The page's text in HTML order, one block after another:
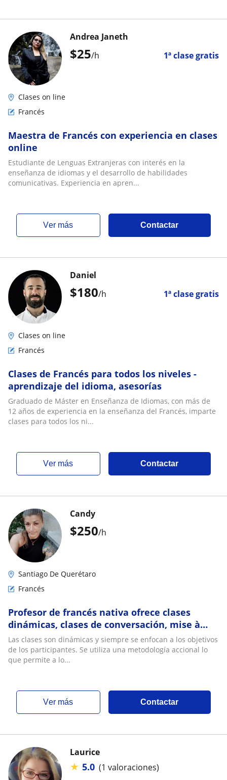
$25/h 1ª clase gratis
Andrea Janeth
Clases on line
Francés
Maestra de Francés con experiencia en clases
online
Estudiante de Lenguas Extranjeras con interés en la
enseñanza de idiomas y el desarrollo de habilidades
comunicativas. Experiencia en apren...
ver más Contactar
$180/h 1ª clase gratis
Daniel
Clases on line
Francés
Clases de Francés para todos los niveles -
aprendizaje del idioma, asesorías
Graduado de Máster en Enseñanza de Idiomas, con más de
12 años de experiencia en la enseñanza del Francés, imparte
clases para todos los ni...
ver más Contactar
$250/h
Candy
Santiago De Querétaro
Francés
Profesor de francés nativa ofrece clases
dinámicas, clases de conversación, mise à
niveau (regularización), preparación DELF
Las clases son dinámicas y siempre se enfocan a los objetivos
de los participantes. Se utiliza una metodología accional lo
que permite a lo...
ver más Contactar
Laurice
★ 5.0 (1 valoraciones)